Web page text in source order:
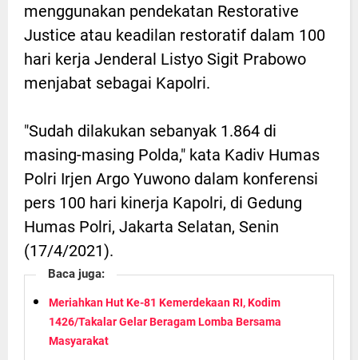
menggunakan pendekatan Restorative
Justice atau keadilan restoratif dalam 100
hari kerja Jenderal Listyo Sigit Prabowo
menjabat sebagai Kapolri.
"Sudah dilakukan sebanyak 1.864 di
masing-masing Polda," kata Kadiv Humas
Polri Irjen Argo Yuwono dalam konferensi
pers 100 hari kinerja Kapolri, di Gedung
Humas Polri, Jakarta Selatan, Senin
(17/4/2021).
Baca juga:
Meriahkan Hut Ke-81 Kemerdekaan RI, Kodim
1426/Takalar Gelar Beragam Lomba Bersama
Masyarakat